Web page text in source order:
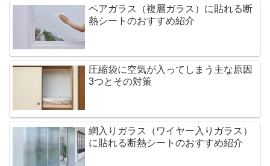
ペアガラス（複層ガラス）に貼れる断
熱シートのおすすめ紹介
圧縮袋に空気が入ってしまう主な原因
3つとその対策
網入りガラス（ワイヤー入りガラス）
に貼れる断熱シートのおすすめ紹介